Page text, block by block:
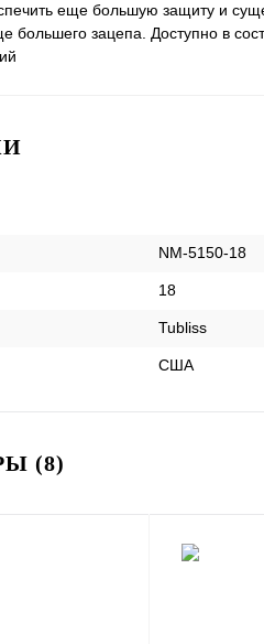
еще большую защиту и
зацепа. Доступно в
NM-5150-18
18
Tubliss
США
(8)